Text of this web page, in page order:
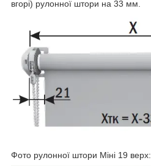
вгорі) рулонної штори на 33 мм.
Фото рулонної штори Міні 19 верх: